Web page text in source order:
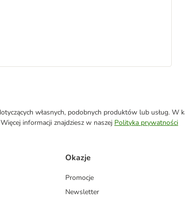
własnych, podobnych produktów lub usług. W
informacji znajdziesz w naszej Polityka prywatności
Okazje
Promocje
Newsletter